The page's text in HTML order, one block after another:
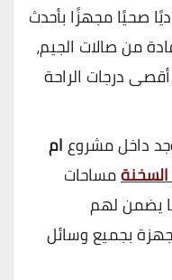
صحيًا مجهزًا بأحدث
من صالات الجيم،
أقصى درجات الراحة
داخل مشروعام
مساحات
يضمن لهم
بجميع وسائل